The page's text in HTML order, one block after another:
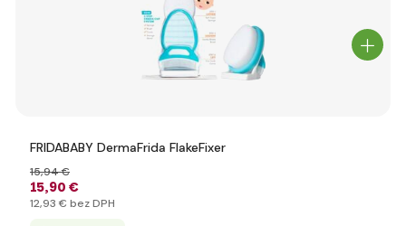
FRIDABABY DermaFrida FlakeFixer
15,90 €
15,94 €
12,93 € bez DPH